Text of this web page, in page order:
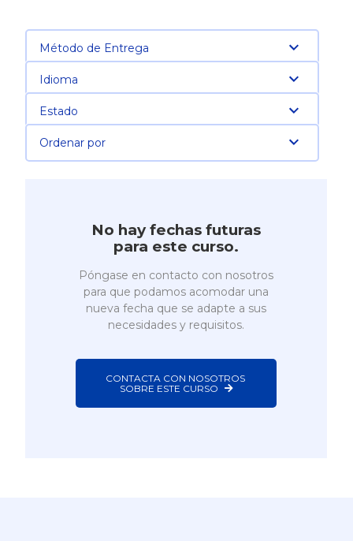
Método de Entrega
Idioma
Estado
Ordenar por
No hay fechas futuras
para este curso.
Póngase en contacto con nosotros
para que podamos acomodar una
nueva fecha que se adapte a sus
necesidades y requisitos.
CONTACTA CON NOSOTROS
SOBRE ESTE CURSO